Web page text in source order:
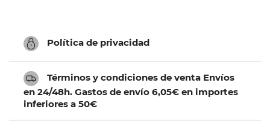
Política de privacidad
Términos y condiciones de venta Envíos
en 24/48h. Gastos de envío 6,05€ en importes
inferiores a 50€